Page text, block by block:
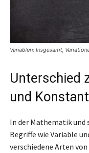
Variablen: Insgesamt,
Unterschied
und
In der Mathematik und
Begriffe wie Variable
verschiedene Arten